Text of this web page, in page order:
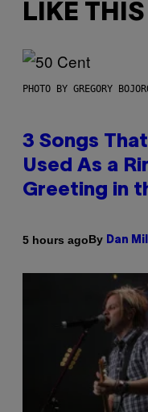
LIKE THIS
PHOTO BY GREGORY
3 Songs
Used As a
Greeting in
5 hours agoBy Dan